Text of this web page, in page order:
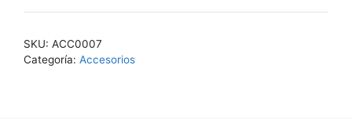
VERTICAL
SKU: ACC0007
Categoría: Accesorios